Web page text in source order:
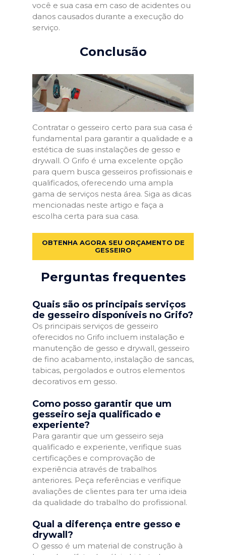
você e sua casa em caso de acidentes ou
danos causados durante a execução do
serviço.
Conclusão
Contratar o gesseiro certo para sua casa é
fundamental para garantir a qualidade e a
estética de suas instalações de gesso e
drywall. O Grifo é uma excelente opção
para quem busca gesseiros profissionais e
qualificados, oferecendo uma ampla
gama de serviços nesta área. Siga as dicas
mencionadas neste artigo e faça a
escolha certa para sua casa.
OBTENHA AGORA SEU ORÇAMENTO DE
GESSEIRO
Perguntas frequentes
Quais são os principais serviços
de gesseiro disponíveis no Grifo?
Os principais serviços de gesseiro
oferecidos no Grifo incluem instalação e
manutenção de gesso e drywall, gesseiro
de fino acabamento, instalação de sancas,
tabicas, pergolados e outros elementos
decorativos em gesso.
Como posso garantir que um
gesseiro seja qualificado e
experiente?
Para garantir que um gesseiro seja
qualificado e experiente, verifique suas
certificações e comprovação de
experiência através de trabalhos
anteriores. Peça referências e verifique
avaliações de clientes para ter uma ideia
da qualidade do trabalho do profissional.
Qual a diferença entre gesso e
drywall?
O gesso é um material de construção à